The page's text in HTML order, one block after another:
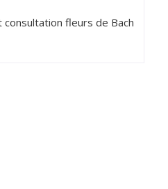
fleurs de Bach